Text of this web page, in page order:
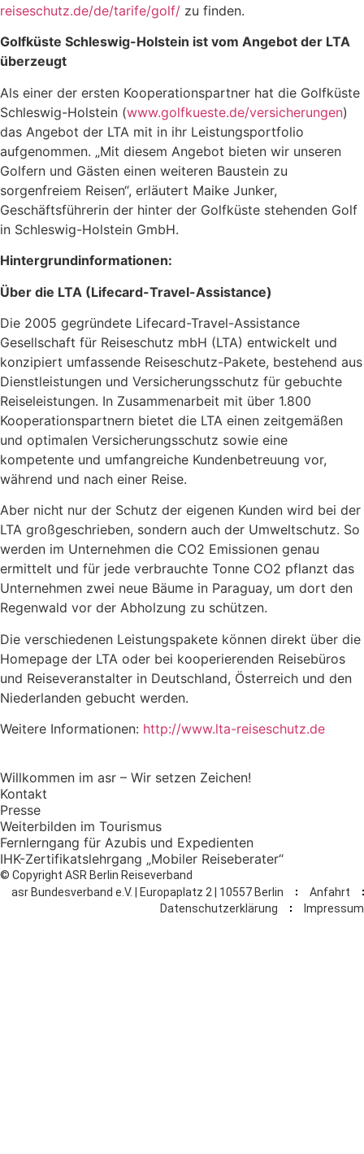
reiseschutz.de/de/tarife/golf/ zu finden.
Golfküste Schleswig-Holstein ist vom Angebot der LTA
überzeugt
Als einer der ersten Kooperationspartner hat die Golfküste
Schleswig-Holstein (www.golfkueste.de/versicherungen)
das Angebot der LTA mit in ihr Leistungsportfolio
aufgenommen. „Mit diesem Angebot bieten wir unseren
Golfern und Gästen einen weiteren Baustein zu
sorgenfreiem Reisen“, erläutert Maike Junker,
Geschäftsführerin der hinter der Golfküste stehenden Golf
in Schleswig-Holstein GmbH.
Hintergrundinformationen:
Über die LTA (Lifecard-Travel-Assistance)
Die 2005 gegründete Lifecard-Travel-Assistance
Gesellschaft für Reiseschutz mbH (LTA) entwickelt und
konzipiert umfassende Reiseschutz-Pakete, bestehend aus
Dienstleistungen und Versicherungsschutz für gebuchte
Reiseleistungen. In Zusammenarbeit mit über 1.800
Kooperationspartnern bietet die LTA einen zeitgemäßen
und optimalen Versicherungsschutz sowie eine
kompetente und umfangreiche Kundenbetreuung vor,
während und nach einer Reise.
Aber nicht nur der Schutz der eigenen Kunden wird bei der
LTA großgeschrieben, sondern auch der Umweltschutz. So
werden im Unternehmen die CO2 Emissionen genau
ermittelt und für jede verbrauchte Tonne CO2 pflanzt das
Unternehmen zwei neue Bäume in Paraguay, um dort den
Regenwald vor der Abholzung zu schützen.
Die verschiedenen Leistungspakete können direkt über die
Homepage der LTA oder bei kooperierenden Reisebüros
und Reiseveranstalter in Deutschland, Österreich und den
Niederlanden gebucht werden.
Weitere Informationen: http://www.lta-reiseschutz.de
Willkommen im asr – Wir setzen Zeichen!
Kontakt
Presse
Weiterbilden im Tourismus
Fernlerngang für Azubis und Expedienten
IHK-Zertifikatslehrgang „Mobiler Reiseberater“
© Copyright ASR Berlin Reiseverband
asr Bundesverband e.V. | Europaplatz 2 | 10557 Berlin
Anfahrt
Datenschutzerklärung
Impressum